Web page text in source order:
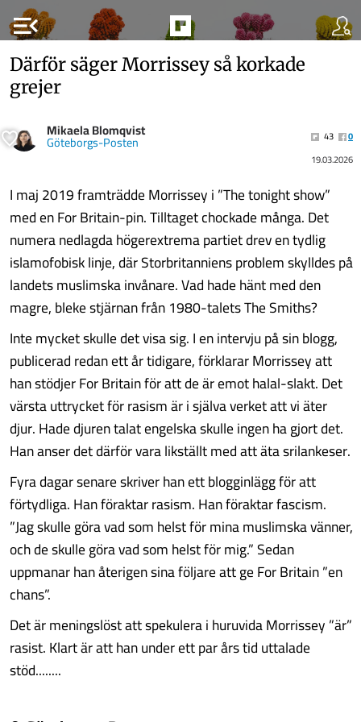
menu_open
Därför säger Morrissey så korkade
grejer
Mikaela Blomqvist
Göteborgs-Posten 43
0
19.03.2026
I maj 2019 framträdde Morrissey i ”The tonight show”
med en For Britain-pin. Tilltaget chockade många. Det
numera nedlagda högerextrema partiet drev en tydlig
islamofobisk linje, där Storbritanniens problem skylldes på
landets muslimska invånare. Vad hade hänt med den
magre, bleke stjärnan från 1980-talets The Smiths?
Inte mycket skulle det visa sig. I en intervju på sin blogg,
publicerad redan ett år tidigare, förklarar Morrissey att
han stödjer For Britain för att de är emot halal-slakt. Det
värsta uttrycket för rasism är i själva verket att vi äter
djur. Hade djuren talat engelska skulle ingen ha gjort det.
Han anser det därför vara likställt med att äta srilankeser.
Fyra dagar senare skriver han ett blogginlägg för att
förtydliga. Han föraktar rasism. Han föraktar fascism.
”Jag skulle göra vad som helst för mina muslimska vänner,
och de skulle göra vad som helst för mig.” Sedan
uppmanar han återigen sina följare att ge For Britain ”en
chans”.
Det är meningslöst att spekulera i huruvida Morrissey ”är”
rasist. Klart är att han under ett par års tid uttalade
stöd........